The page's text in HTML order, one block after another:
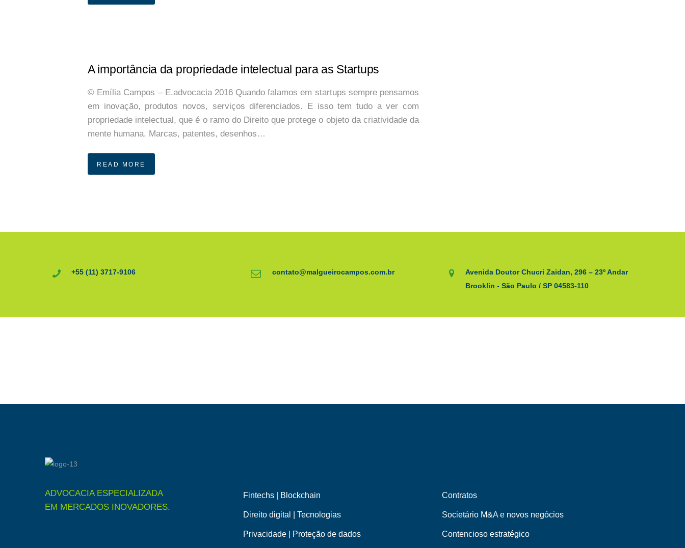
A importância da propriedade intelectual para as Startups
© Emília Campos – E.advocacia 2016 Quando falamos em startups sempre pensamos
em inovação, produtos novos, serviços diferenciados. E isso tem tudo a ver com
propriedade intelectual, que é o ramo do Direito que protege o objeto da criatividade da
mente humana. Marcas, patentes, desenhos…
READ MORE
+55 (11) 3717-9106 contato@malgueirocampos.com.br
Avenida Doutor Chucri Zaidan, 296 – 23º Andar
Brooklin - São Paulo / SP 04583-110
ADVOCACIA ESPECIALIZADA
EM MERCADOS INOVADORES.
Fintechs | Blockchain
Direito digital | Tecnologias
Privacidade | Proteção de dados
Contratos
Societário M&A e novos negócios
Contencioso estratégico